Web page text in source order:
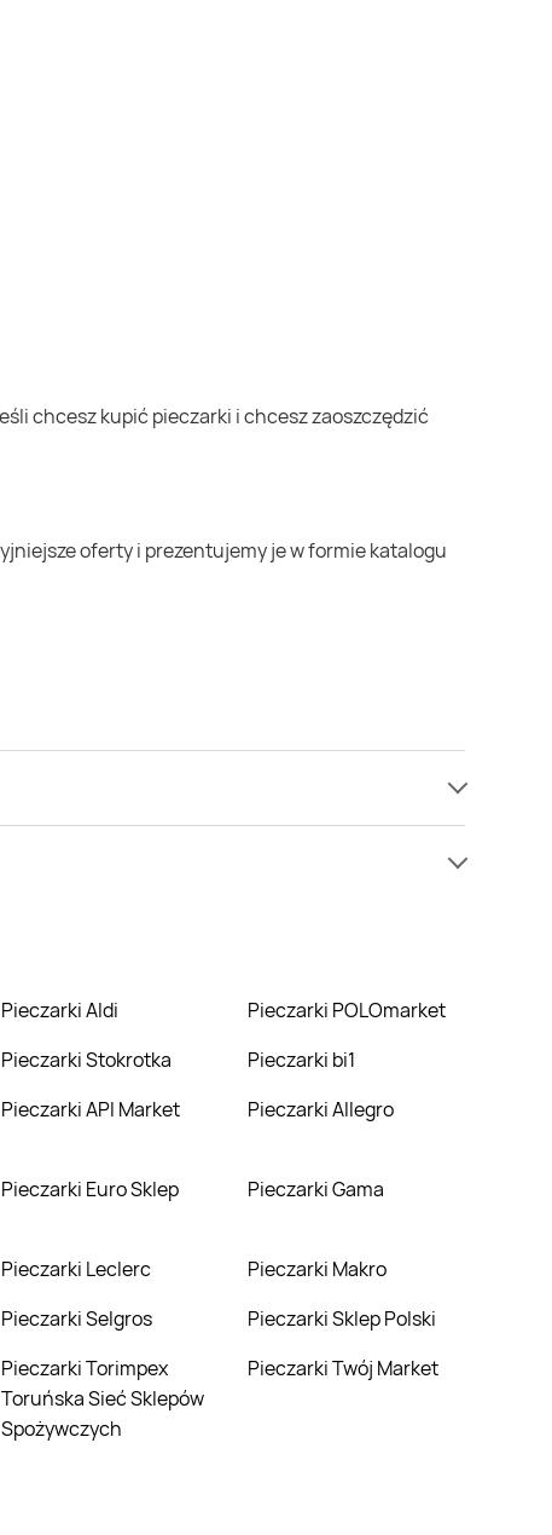
Pieczarki Aldi
Pieczarki POLOmarket
Pieczarki Stokrotka
Pieczarki bi1
Pieczarki API Market Pieczarki Allegro
Pieczarki Euro Sklep Pieczarki Gama
Pieczarki Leclerc
Pieczarki Makro
Pieczarki Selgros
Pieczarki Sklep Polski
Pieczarki Torimpex
Toruńska Sieć Sklepów
Spożywczych
Pieczarki Twój Market